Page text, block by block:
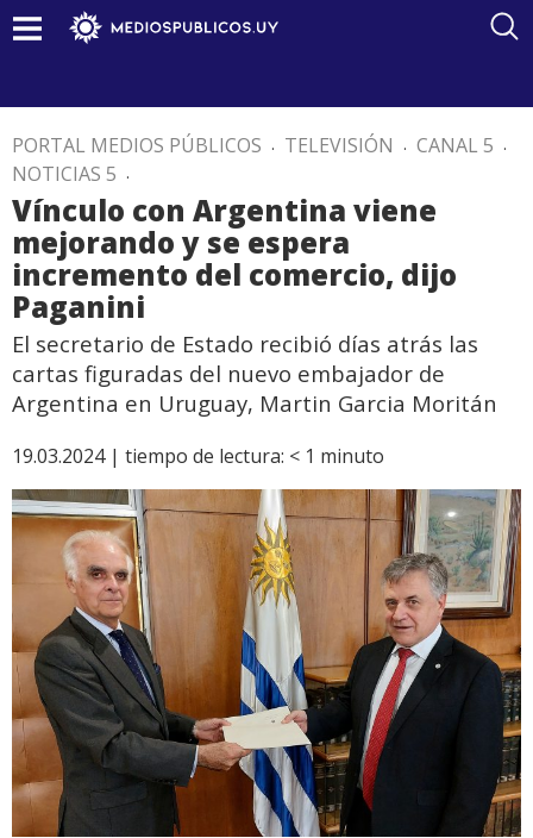
PORTAL MEDIOS PÚBLICOS . TELEVISIÓN . CANAL 5 .
NOTICIAS 5 .
Vínculo con Argentina viene
mejorando y se espera
incremento del comercio, dijo
Paganini
El secretario de Estado recibió días atrás las
cartas figuradas del nuevo embajador de
Argentina en Uruguay, Martin Garcia Moritán
19.03.2024 | tiempo de lectura: < 1 minuto